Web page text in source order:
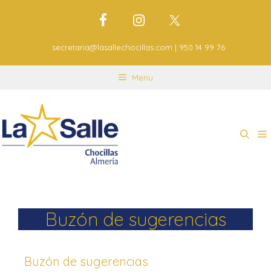
secretaria@lasallechocillas.com | 950 14 99 76
Menu
Buzón de sugerencias
Buzón de sugerencias